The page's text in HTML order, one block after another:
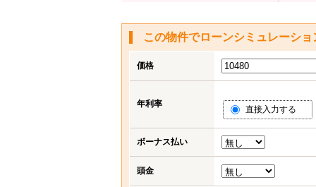
この物件でローンシミュレーショ
価格
年利率
直接入力する
ボーナス払い
頭金